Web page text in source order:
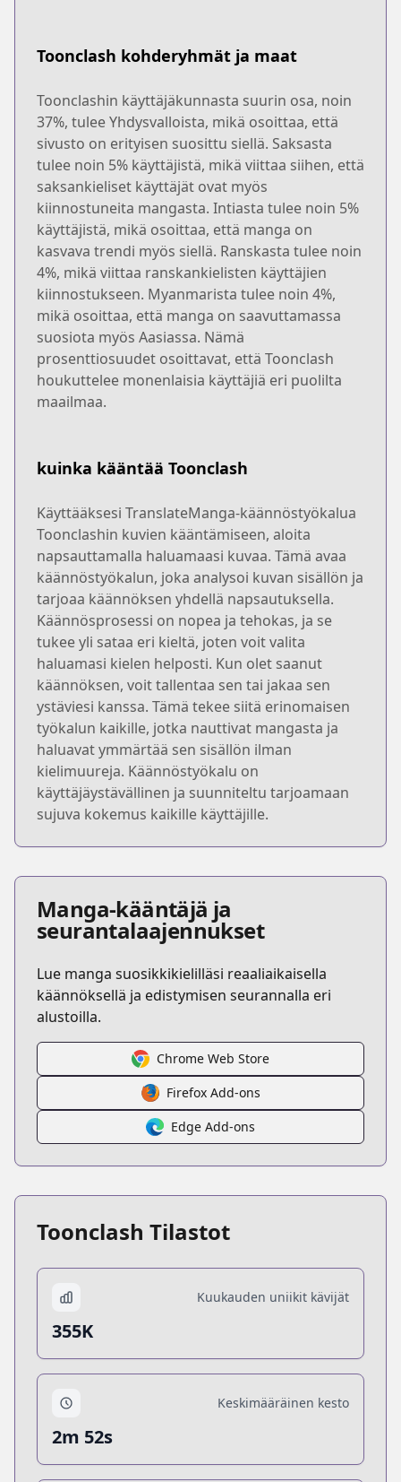
Toonclash kohderyhmät ja maat
Toonclashin käyttäjäkunnasta suurin osa, noin
37%, tulee Yhdysvalloista, mikä osoittaa, että
sivusto on erityisen suosittu siellä. Saksasta
tulee noin 5% käyttäjistä, mikä viittaa siihen, että
saksankieliset käyttäjät ovat myös
kiinnostuneita mangasta. Intiasta tulee noin 5%
käyttäjistä, mikä osoittaa, että manga on
kasvava trendi myös siellä. Ranskasta tulee noin
4%, mikä viittaa ranskankielisten käyttäjien
kiinnostukseen. Myanmarista tulee noin 4%,
mikä osoittaa, että manga on saavuttamassa
suosiota myös Aasiassa. Nämä
prosenttiosuudet osoittavat, että Toonclash
houkuttelee monenlaisia käyttäjiä eri puolilta
maailmaa.
kuinka kääntää Toonclash
Käyttääksesi TranslateManga-käännöstyökalua
Toonclashin kuvien kääntämiseen, aloita
napsauttamalla haluamaasi kuvaa. Tämä avaa
käännöstyökalun, joka analysoi kuvan sisällön ja
tarjoaa käännöksen yhdellä napsautuksella.
Käännösprosessi on nopea ja tehokas, ja se
tukee yli sataa eri kieltä, joten voit valita
haluamasi kielen helposti. Kun olet saanut
käännöksen, voit tallentaa sen tai jakaa sen
ystäviesi kanssa. Tämä tekee siitä erinomaisen
työkalun kaikille, jotka nauttivat mangasta ja
haluavat ymmärtää sen sisällön ilman
kielimuureja. Käännöstyökalu on
käyttäjäystävällinen ja suunniteltu tarjoamaan
sujuva kokemus kaikille käyttäjille.
Manga-kääntäjä ja
seurantalaajennukset
Lue manga suosikkikielilläsi reaaliaikaisella
käännöksellä ja edistymisen seurannalla eri
alustoilla.
Chrome Web Store
Firefox Add-ons
Edge Add-ons
Toonclash Tilastot
Kuukauden uniikit kävijät
355K
Keskimääräinen kesto
2m 52s